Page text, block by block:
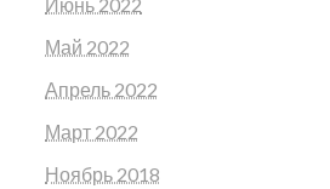
Май 2022
Апрель 2022
Март 2022
Ноябрь 2018